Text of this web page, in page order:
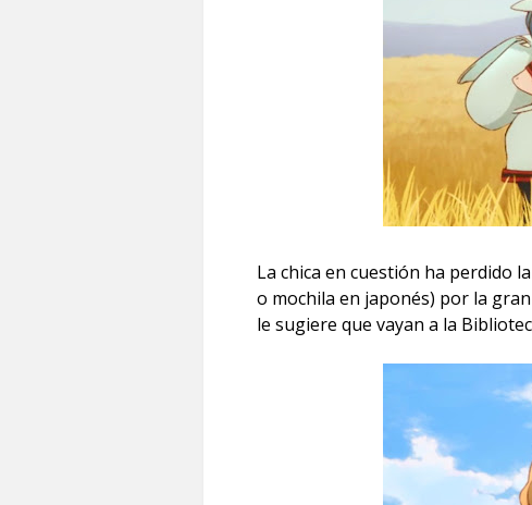
La chica en cuestión ha perdido
o mochila en japonés) por la
le sugiere que vayan a la